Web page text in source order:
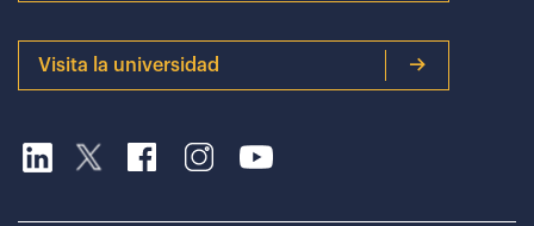
Visita la universidad